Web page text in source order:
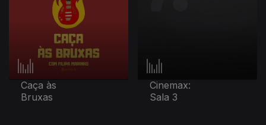
Caça às
Bruxas
Cinemax:
Sala 3